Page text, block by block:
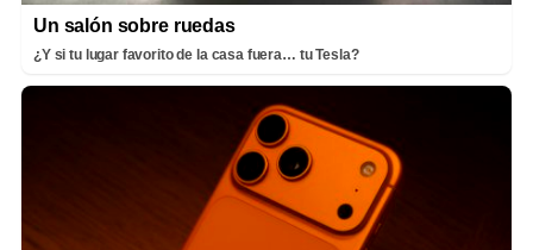
Un salón sobre ruedas
¿Y si tu lugar favorito de la casa fuera… tu Tesla?